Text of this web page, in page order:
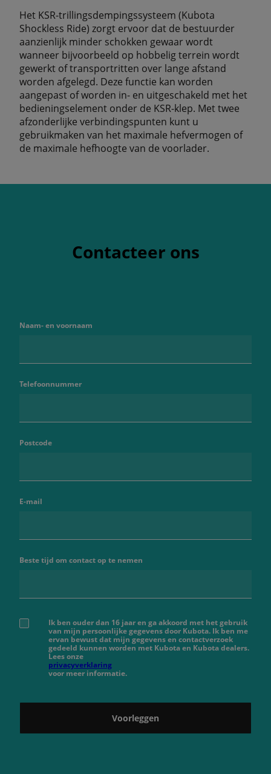
Het KSR-trillingsdempingssysteem (Kubota
Shockless Ride) zorgt ervoor dat de bestuurder
aanzienlijk minder schokken gewaar wordt
wanneer bijvoorbeeld op hobbelig terrein wordt
gewerkt of transportritten over lange afstand
worden afgelegd. Deze functie kan worden
aangepast of worden in- en uitgeschakeld met het
bedieningselement onder de KSR-klep. Met twee
afzonderlijke verbindingspunten kunt u
gebruikmaken van het maximale hefvermogen of
de maximale hefhoogte van de voorlader.
Contacteer ons
Naam- en voornaam
Telefoonnummer
Postcode
E-mail
Beste tijd om contact op te nemen
Ik ben ouder dan 16 jaar en ga akkoord met het gebruik
van mijn persoonlijke gegevens door Kubota. Ik ben me
ervan bewust dat mijn gegevens en contactverzoek
gedeeld kunnen worden met Kubota en Kubota dealers.
Lees onze
privacyverklaring
voor meer informatie.
Voorleggen